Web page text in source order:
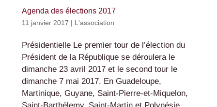
Agenda des élections 2017
11 janvier 2017 | L'association
Présidentielle Le premier tour de l’élection du
Président de la République se déroulera le
dimanche 23 avril 2017 et le second tour le
dimanche 7 mai 2017. En Guadeloupe,
Martinique, Guyane, Saint-Pierre-et-Miquelon,